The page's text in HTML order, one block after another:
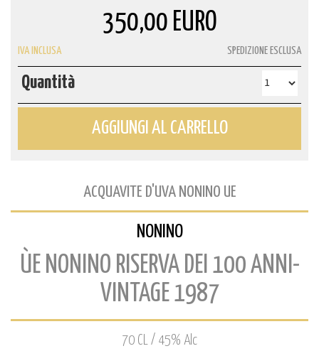
350,00 EURO
IVA INCLUSA SPEDIZIONE ESCLUSA
Quantità
AGGIUNGI AL CARRELLO
ACQUAVITE D'UVA NONINO UE
NONINO
ÙE NONINO RISERVA DEI 100 ANNI-
VINTAGE 1987
70 CL / 45% Alc